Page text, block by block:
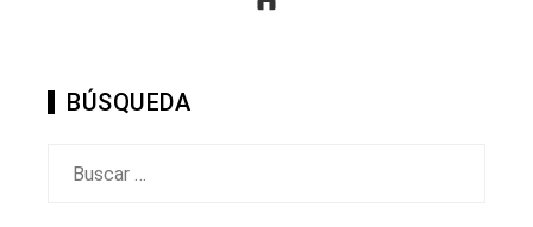
BÚSQUEDA